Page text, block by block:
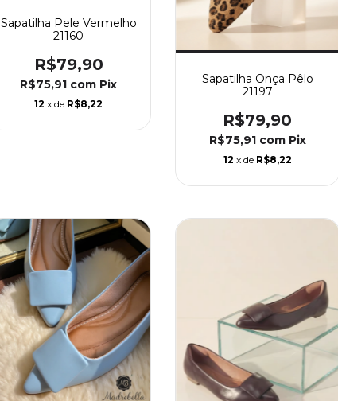
Sapatilha Pele Vermelho
21160
R$79,90
R$75,91 com Pix
12 x de R$8,22
Sapatilha Onça Pêlo
21197
R$79,90
R$75,91 com Pix
12 x de R$8,22